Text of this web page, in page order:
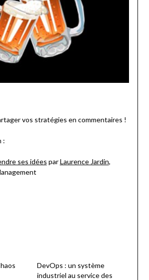
vos stratégies en commentaires !
:
ses idées parLaurence Jardin,
DevOps : un système
industriel au service des